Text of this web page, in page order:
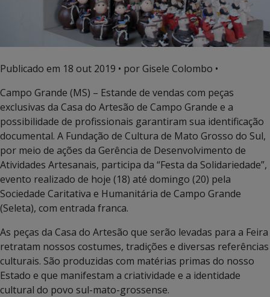
Publicado em 18 out 2019 • por Gisele Colombo •
Campo Grande (MS) – Estande de vendas com peças
exclusivas da Casa do Artesão de Campo Grande e a
possibilidade de profissionais garantiram sua identificação
documental. A Fundação de Cultura de Mato Grosso do Sul,
por meio de ações da Gerência de Desenvolvimento de
Atividades Artesanais, participa da “Festa da Solidariedade”,
evento realizado de hoje (18) até domingo (20) pela
Sociedade Caritativa e Humanitária de Campo Grande
(Seleta), com entrada franca.
As peças da Casa do Artesão que serão levadas para a Feira
retratam nossos costumes, tradições e diversas referências
culturais. São produzidas com matérias primas do nosso
Estado e que manifestam a criatividade e a identidade
cultural do povo sul-mato-grossense.